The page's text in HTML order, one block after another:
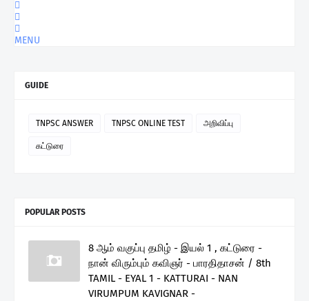
MENU
GUIDE
TNPSC ANSWER TNPSC ONLINE TEST அறிவிப்பு
கட்டுரை
POPULAR POSTS
8 ஆம் வகுப்பு தமிழ் - இயல் 1 , கட்டுரை -
நான் விரும்பும் கவிஞர் - பாரதிதாசன் / 8th
TAMIL - EYAL 1 - KATTURAI - NAN
VIRUMPUM KAVIGNAR -